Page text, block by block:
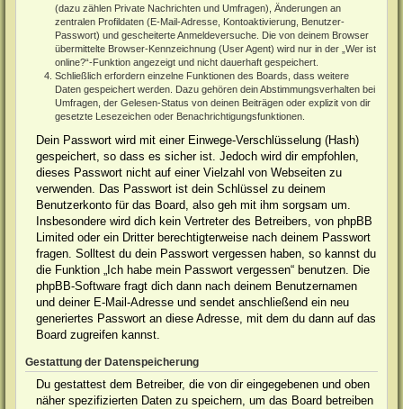
(dazu zählen Private Nachrichten und Umfragen), Änderungen an
zentralen Profildaten (E-Mail-Adresse, Kontoaktivierung, Benutzer-
Passwort) und gescheiterte Anmeldeversuche. Die von deinem Browser
übermittelte Browser-Kennzeichnung (User Agent) wird nur in der „Wer ist
online?“-Funktion angezeigt und nicht dauerhaft gespeichert.
Schließlich erfordern einzelne Funktionen des Boards, dass weitere
Daten gespeichert werden. Dazu gehören dein Abstimmungsverhalten bei
Umfragen, der Gelesen-Status von deinen Beiträgen oder explizit von dir
gesetzte Lesezeichen oder Benachrichtigungsfunktionen.
Dein Passwort wird mit einer Einwege-Verschlüsselung (Hash)
gespeichert, so dass es sicher ist. Jedoch wird dir empfohlen,
dieses Passwort nicht auf einer Vielzahl von Webseiten zu
verwenden. Das Passwort ist dein Schlüssel zu deinem
Benutzerkonto für das Board, also geh mit ihm sorgsam um.
Insbesondere wird dich kein Vertreter des Betreibers, von phpBB
Limited oder ein Dritter berechtigterweise nach deinem Passwort
fragen. Solltest du dein Passwort vergessen haben, so kannst du
die Funktion „Ich habe mein Passwort vergessen“ benutzen. Die
phpBB-Software fragt dich dann nach deinem Benutzernamen
und deiner E-Mail-Adresse und sendet anschließend ein neu
generiertes Passwort an diese Adresse, mit dem du dann auf das
Board zugreifen kannst.
Gestattung der Datenspeicherung
Du gestattest dem Betreiber, die von dir eingegebenen und oben
näher spezifizierten Daten zu speichern, um das Board betreiben